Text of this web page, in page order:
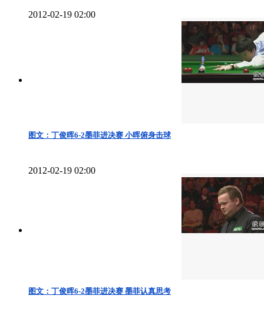
2012-02-19 02:00
图文：丁俊晖6-2墨菲进决赛 小晖俯身击球
2012-02-19 02:00
图文：丁俊晖6-2墨菲进决赛 墨菲认真思考